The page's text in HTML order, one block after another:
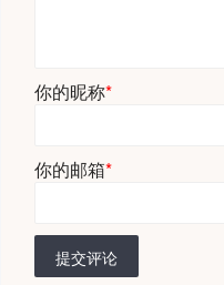
你的昵称*
你的邮箱*
提交评论